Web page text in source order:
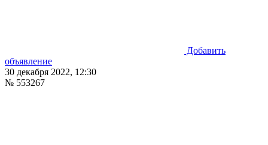
Добавить
объявление
30 декабря 2022, 12:30
№ 553267